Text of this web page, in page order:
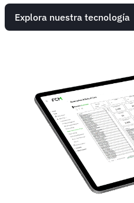
Explora nuestra tecnología